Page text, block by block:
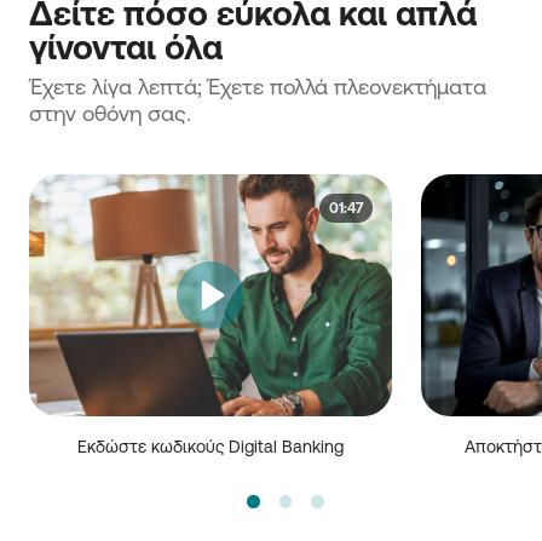
Δείτε πόσο εύκολα και απλά
γίνονται όλα
Έχετε λίγα λεπτά; Έχετε πολλά πλεονεκτήματα
στην οθόνη σας.
01:47
Εκδώστε κωδικούς Digital Banking